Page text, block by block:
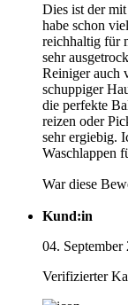
Dies ist der
habe schon
reichhaltig für
sehr
Reiniger auch
schuppiger
die perfekte
reizen oder
sehr ergiebig.
Waschlappen
War diese
Kund:in
04. September
Verifizierter